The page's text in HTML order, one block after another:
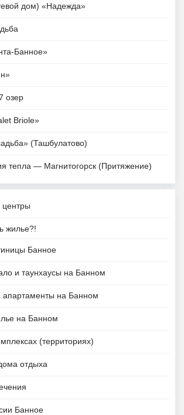
дом) «Надежда»
Банное»
озер
Briole»
(Ташбулатово)
тепла — Магнитогорск (Притяжение)
жилье?!
Банное
и таунхаусы на Банном
апартаменты на Банном
на Банном
(территориях)
отдыха
Банное